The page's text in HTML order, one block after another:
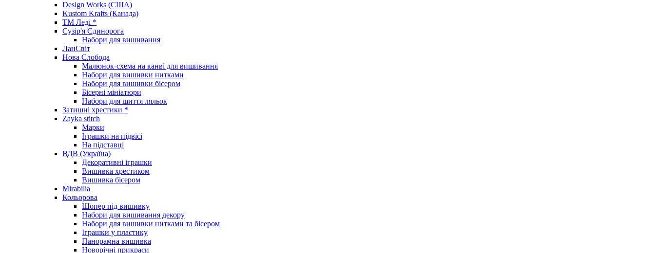
Design Works (США)
Kustom Krafts (Канада)
ТМ Леді *
Сузір'я Єдинорога
Набори для вишивання
ЛанСвіт
Нова Слобода
Малюнок-схема на канві для вишивання
Набори для вишивки нитками
Набори для вишивки бісером
Бісерні мініатюри
Набори для шиття ляльок
Затишні хрестики *
Zayka stitch
Марки
Іграшки на підвісі
На підставці
ВДВ (Україна)
Декоративні іграшки
Вишивка хрестиком
Вишивка бісером
Mirabilia
Кольорова
Шопер під вишивку
Набори для вишивання декору
Набори для вишивки нитками та бісером
Іграшки у пластику
Панорамна вишивка
Новорічні прикраси